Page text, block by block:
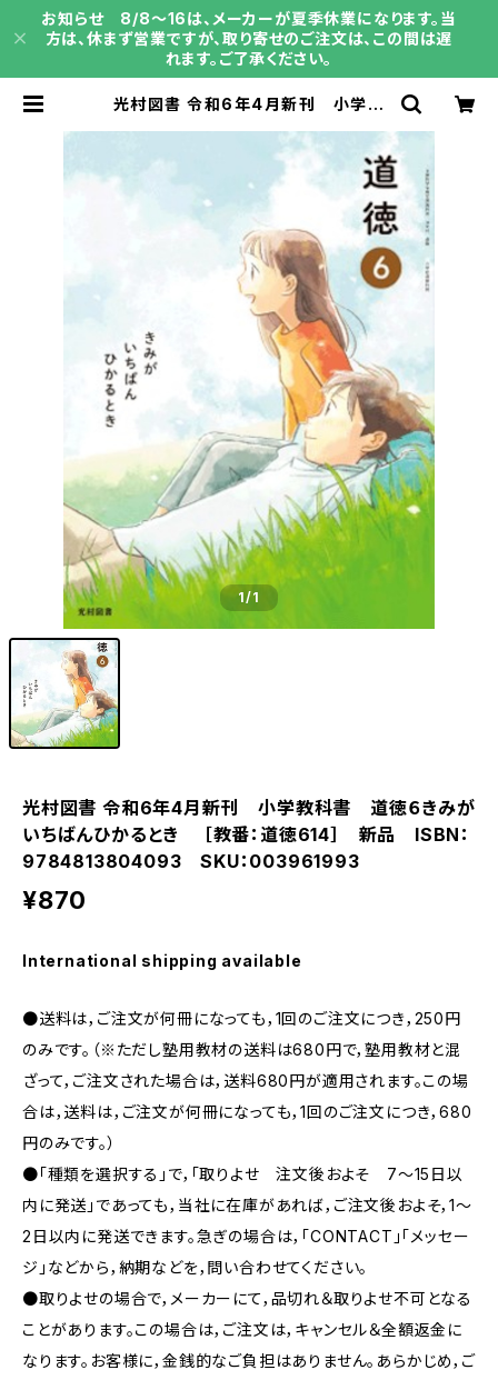
お知らせ 8/8～16は、メーカーが夏季休業になります。当
方は、休まず営業ですが、取り寄せのご注文は、この間は遅
れます。ご了承ください。
光村図書 令和6年4月新刊 小学教
き ［教番：道徳614］ 新品 ISB
N：9784813804093 SKU：003
961993 | 育之書店（いくのしょてん）
1/1
光村図書 令和6年4月新刊 小学教科書 道徳６きみが
いちばんひかるとき ［教番：道徳614］ 新品 ISBN：
9784813804093 SKU：003961993
¥870
International shipping available
●送料は，ご注文が何冊になっても，1回のご注文につき，250円
のみです。（※ただし塾用教材の送料は680円で，塾用教材と混
ざって，ご注文された場合は，送料680円が適用されます。この場
合は，送料は，ご注文が何冊になっても，1回のご注文につき，680
円のみです。）
●「種類を選択する」で，「取りよせ 注文後およそ 7〜15日以
内に発送」であっても，当社に在庫があれば，ご注文後およそ，1〜
2日以内に発送できます。急ぎの場合は，「CONTACT」「メッセー
ジ」などから，納期などを，問い合わせてください。
●取りよせの場合で，メーカーにて，品切れ＆取りよせ不可となる
ことがあります。この場合は，ご注文は，キャンセル＆全額返金に
なります。お客様に，金銭的なご負担はありません。あらかじめ，ご